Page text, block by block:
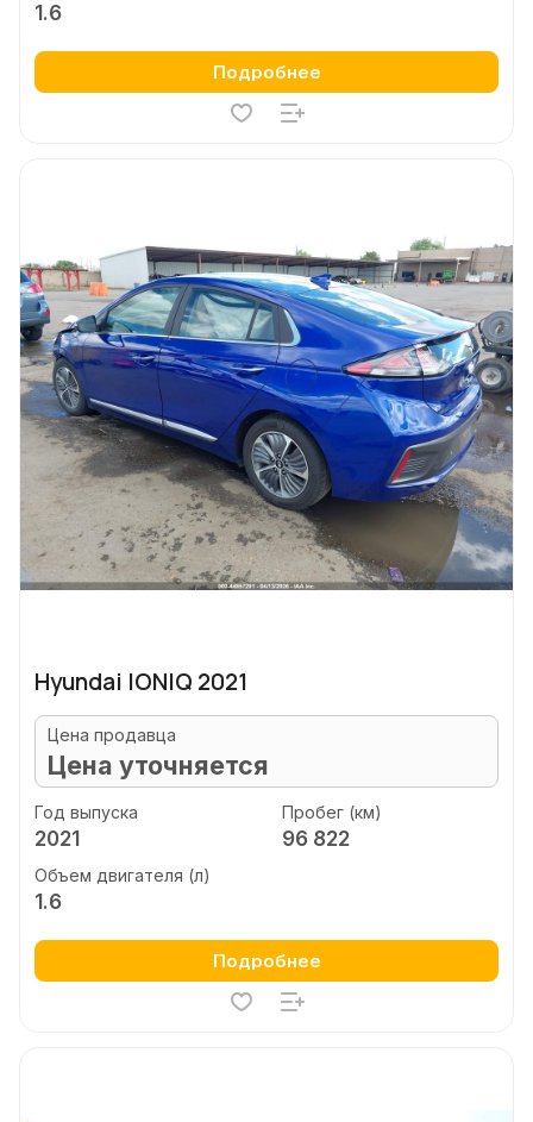
1.6
Подробнее
Hyundai IONIQ 2021
Цена продавца
Цена уточняется
Год выпуска
2021
Пробег (км)
96 822
Объем двигателя (л)
1.6
Подробнее